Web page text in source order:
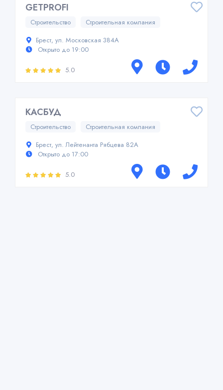
GETPROFI
Строительство
Строительная компания
Брест, ул. Московская 384А
Открыто до 19:00
5.0
КАСБУД
Строительство
Строительная компания
Брест, ул. Лейтенанта Рябцева 82А
Открыто до 17:00
5.0